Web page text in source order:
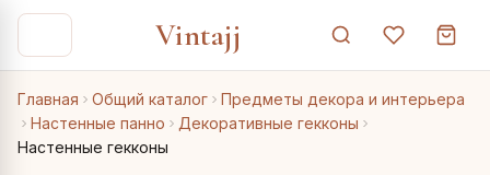
Vintajj
Главная Общий каталог
Предметы декора и интерьера
Настенные панно
Декоративные гекконы
Настенные гекконы